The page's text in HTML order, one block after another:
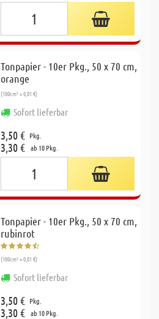
Tonpapier - 10er Pkg., 50 x 70 cm,
orange
(100cm² = 0,01 €)
Sofort lieferbar
3,50 € Pkg.
3,30 € ab 10 Pkg.
Tonpapier - 10er Pkg., 50 x 70 cm,
rubinrot
(100cm² = 0,01 €)
Sofort lieferbar
3,50 € Pkg.
3,30 € ab 10 Pkg.